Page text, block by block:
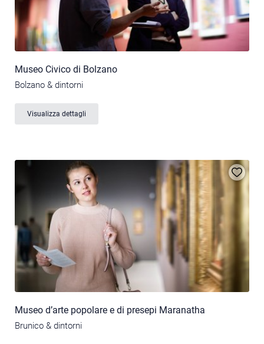
Museo Civico di Bolzano
Bolzano & dintorni
Visualizza dettagli
Museo d’arte popolare e di presepi Maranatha
Brunico & dintorni